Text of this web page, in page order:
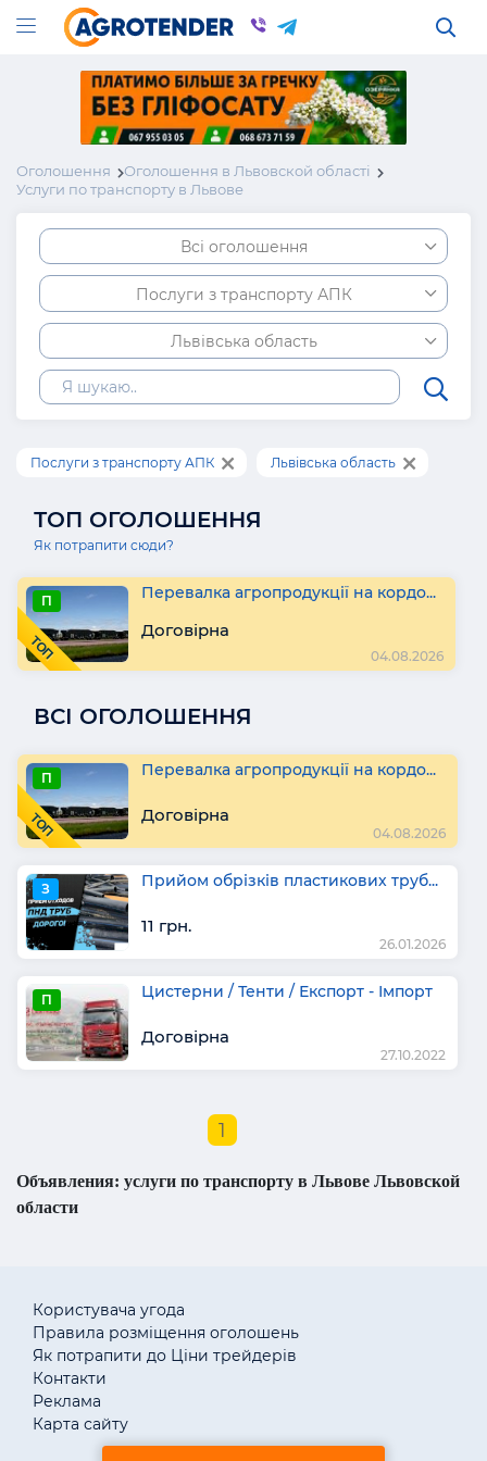
Оголошення
Оголошення в Львовской області
Услуги по транспорту в Львове
Всі оголошення
Послуги з транспорту АПК
Львівська область
Послуги з транспорту АПК Львівська область
ТОП ОГОЛОШЕННЯ
Як потрапити сюди?
ТОП
П Перевалка агропродукції на кордо...
Договірна
04.08.2026
ВСІ ОГОЛОШЕННЯ
ТОП
П Перевалка агропродукції на кордо...
Договірна
04.08.2026
З Прийом обрізків пластикових труб...
11 грн.
26.01.2026
П Цистерни / Тенти / Експорт - Імпорт
Договірна
27.10.2022
1
Объявления: услуги по транспорту в Львове Львовской
области
Користувача угода
Правила розміщення оголошень
Як потрапити до Ціни трейдерів
Контакти
Реклама
Карта сайту